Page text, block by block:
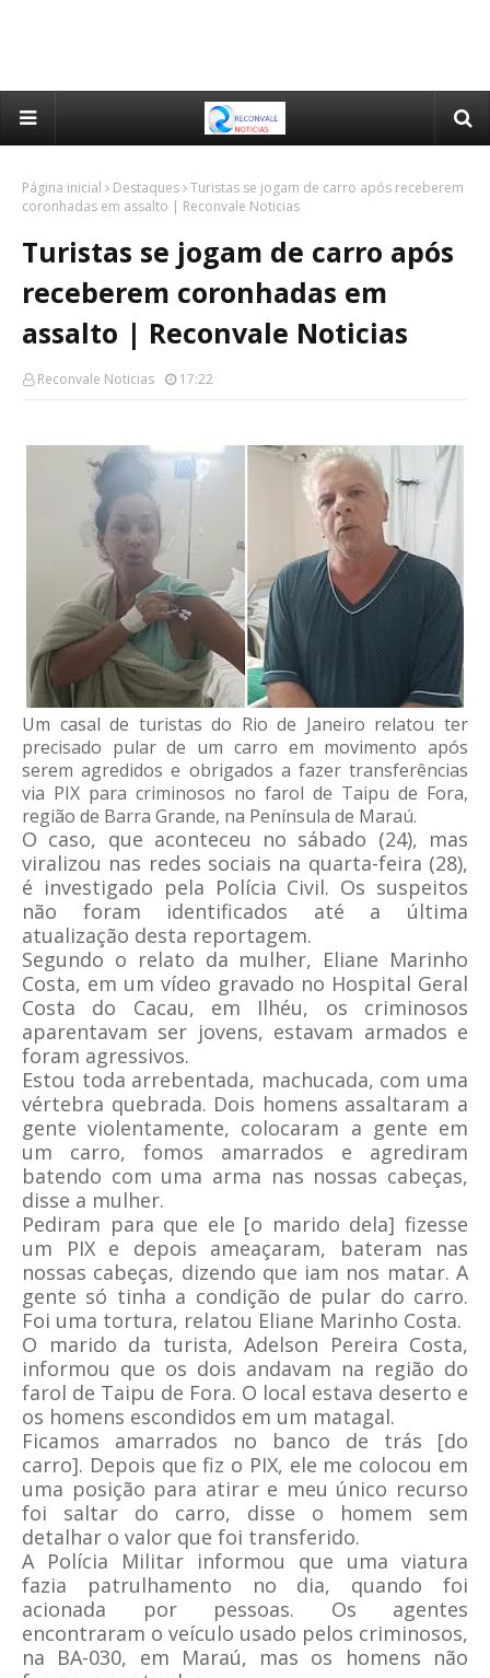
Página inicial Destaques Turistas se jogam de carro após receberem
coronhadas em assalto | Reconvale Noticias
Turistas se jogam de carro após
receberem coronhadas em
assalto | Reconvale Noticias
Reconvale Noticias 17:22
Um casal de turistas do Rio de Janeiro relatou ter
precisado pular de um carro em movimento após
serem agredidos e obrigados a fazer transferências
via PIX para criminosos no farol de Taipu de Fora,
região de Barra Grande, na Península de Maraú.
O caso, que aconteceu no sábado (24), mas
viralizou nas redes sociais na quarta-feira (28),
é investigado pela Polícia Civil. Os suspeitos
não foram identificados até a última
atualização desta reportagem.
Segundo o relato da mulher, Eliane Marinho
Costa, em um vídeo gravado no Hospital Geral
Costa do Cacau, em Ilhéu, os criminosos
aparentavam ser jovens, estavam armados e
foram agressivos.
Estou toda arrebentada, machucada, com uma
vértebra quebrada. Dois homens assaltaram a
gente violentamente, colocaram a gente em
um carro, fomos amarrados e agrediram
batendo com uma arma nas nossas cabeças,
disse a mulher.
Pediram para que ele [o marido dela] fizesse
um PIX e depois ameaçaram, bateram nas
nossas cabeças, dizendo que iam nos matar. A
gente só tinha a condição de pular do carro.
Foi uma tortura, relatou Eliane Marinho Costa.
O marido da turista, Adelson Pereira Costa,
informou que os dois andavam na região do
farol de Taipu de Fora. O local estava deserto e
os homens escondidos em um matagal.
Ficamos amarrados no banco de trás [do
carro]. Depois que fiz o PIX, ele me colocou em
uma posição para atirar e meu único recurso
foi saltar do carro, disse o homem sem
detalhar o valor que foi transferido.
A Polícia Militar informou que uma viatura
fazia patrulhamento no dia, quando foi
acionada por pessoas. Os agentes
encontraram o veículo usado pelos criminosos,
na BA-030, em Maraú, mas os homens não